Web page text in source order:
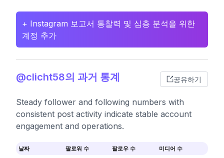
+ Instagram 보고서 통찰력 및 심층 분석을 위한
계정 추가
@clicht58의 과거 통계 공유하기
Steady follower and following numbers with
consistent post activity indicate stable account
engagement and operations.
날짜 팔로워 수 팔로우 수 미디어 수